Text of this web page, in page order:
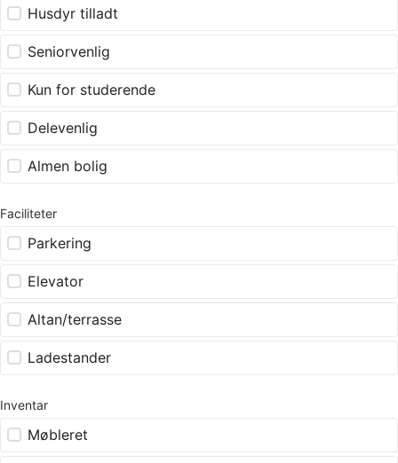
Husdyr tilladt
Seniorvenlig
Kun for studerende
Delevenlig
Almen bolig
Faciliteter
Parkering
Elevator
Altan/terrasse
Ladestander
Inventar
Møbleret